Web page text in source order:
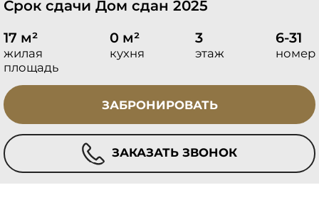
Срок сдачи Дом сдан 2025
17 м²
жилая
площадь
0 м²
кухня
3
этаж
6-31
номер
ЗАБРОНИРОВАТЬ
ЗАКАЗАТЬ ЗВОНОК